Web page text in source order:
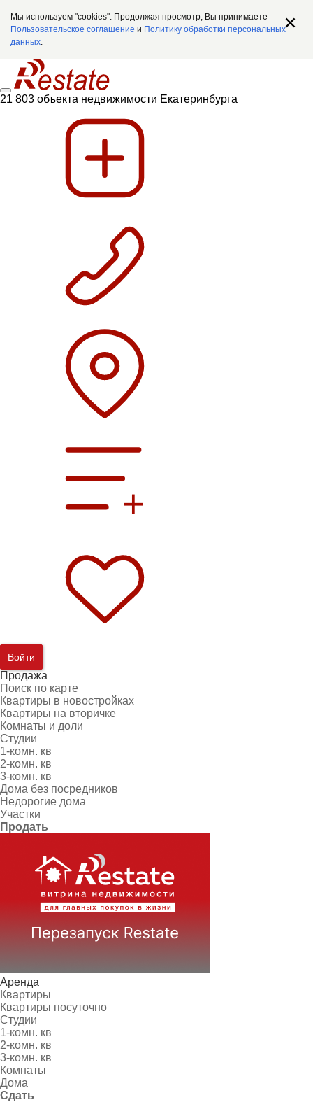
Мы используем "cookies". Продолжая просмотр, Вы принимаете
Пользовательское соглашение и Политику обработки персональных
данных.
21 803 объекта недвижимости Екатеринбурга
Войти
Продажа
Поиск по карте
Квартиры в новостройках
Квартиры на вторичке
Комнаты и доли
Студии
1-комн. кв
2-комн. кв
3-комн. кв
Дома без посредников
Недорогие дома
Участки
Продать
Аренда
Квартиры
Квартиры посуточно
Студии
1-комн. кв
2-комн. кв
3-комн. кв
Комнаты
Дома
Сдать